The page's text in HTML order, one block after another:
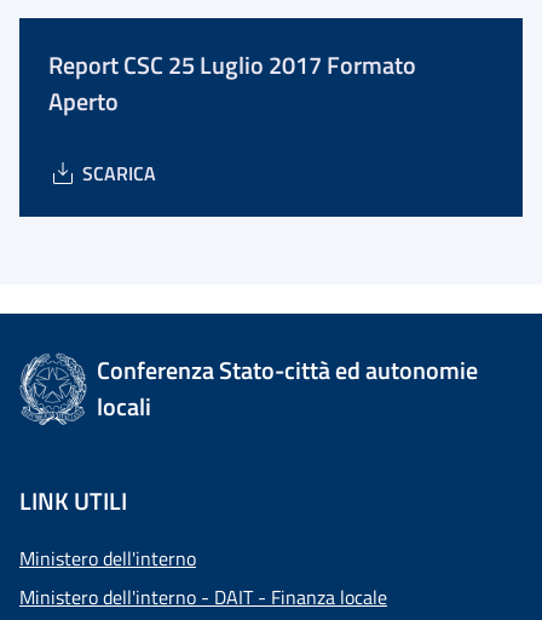
Report CSC 25 Luglio 2017 Formato
Aperto
SCARICA
Conferenza Stato-città ed autonomie
locali
LINK UTILI
Ministero dell'interno
Ministero dell'interno - DAIT - Finanza locale